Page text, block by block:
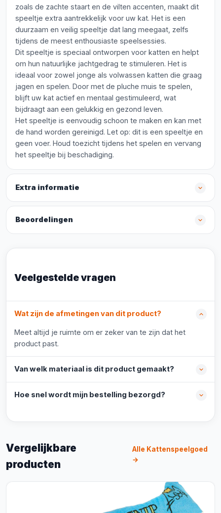
zoals de zachte staart en de vilten accenten, maakt dit
speeltje extra aantrekkelijk voor uw kat. Het is een
duurzaam en veilig speeltje dat lang meegaat, zelfs
tijdens de meest enthousiaste speelsessies.
Dit speeltje is speciaal ontworpen voor katten en helpt
om hun natuurlijke jachtgedrag te stimuleren. Het is
ideaal voor zowel jonge als volwassen katten die graag
jagen en spelen. Door met de pluche muis te spelen,
blijft uw kat actief en mentaal gestimuleerd, wat
bijdraagt aan een gelukkig en gezond leven.
Het speeltje is eenvoudig schoon te maken en kan met
de hand worden gereinigd. Let op: dit is een speeltje en
geen voer. Houd toezicht tijdens het spelen en vervang
het speeltje bij beschadiging.
Extra informatie
Beoordelingen
Veelgestelde vragen
Wat zijn de afmetingen van dit product?
Meet altijd je ruimte om er zeker van te zijn dat het
product past.
Van welk materiaal is dit product gemaakt?
Hoe snel wordt mijn bestelling bezorgd?
Vergelijkbare
producten
Alle Kattenspeelgoed
→